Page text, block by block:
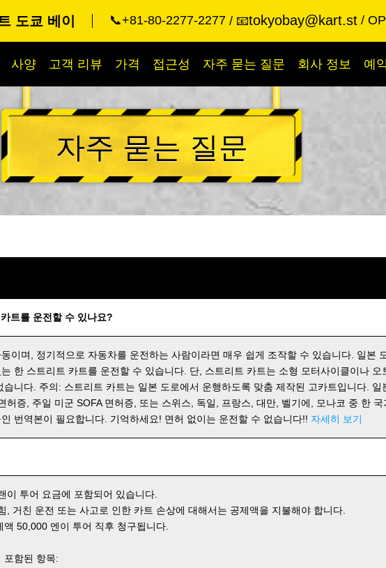
도쿄 베이 📞+81-80-2277-2277 📧tokyobay@kart.st
사양 고객 리뷰 가격 접근성 자주 묻는 질문 회사 정보 예
자주 묻는 질문
트를 운전할 수 있나요?
이며, 정기적으로 자동차를 운전하는 사람이라면 매우 쉽게 조작할 수 있습니다. 일본
한 스트리트 카트를 운전할 수 있습니다. 단, 스트리트 카트는 소형 모터사이클이나 오
습니다. 주의: 스트리트 카트는 일본 도로에서 운행하도록 맞춤 제작된 고카트입니다. 일
허증, 주일 미군 SOFA 면허증, 또는 스위스, 독일, 프랑스, 대만, 벨기에, 모나코 중 한 국
번역본이 필요합니다. 기억하세요! 면허 없이는 운전할 수 없습니다!! 자세히 보기
이 투어 요금에 포함되어 있습니다.
, 거친 운전 또는 사고로 인한 카트 손상에 대해서는 공제액을 지불해야 합니다.
액 50,000 엔이 투어 직후 청구됩니다.
포함된 항목: